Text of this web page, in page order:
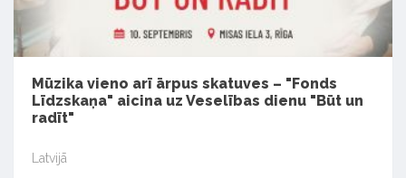
Mūzika vieno arī ārpus skatuves – "Fonds
Līdzskaņa" aicina uz Veselības dienu "Būt un
radīt"
Latvijā